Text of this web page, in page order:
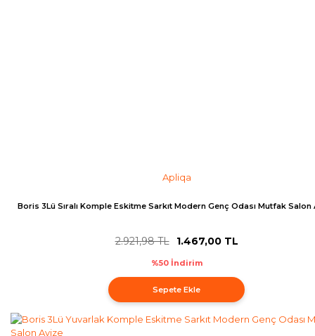
Apliqa
Boris 3Lü Sıralı Komple Eskitme Sarkıt Modern Genç Odası Mutfak Salon
2.921,98 TL 1.467,00 TL
%50 İndirim
Sepete Ekle